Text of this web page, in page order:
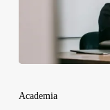
Academia